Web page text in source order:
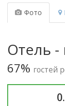
Фото
Отель -
67% гостей